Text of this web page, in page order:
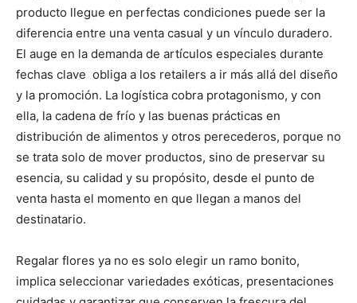
producto llegue en perfectas condiciones puede ser la
diferencia entre una venta casual y un vínculo duradero.
El auge en la demanda de artículos especiales durante
fechas clave obliga a los retailers a ir más allá del diseño
y la promoción. La logística cobra protagonismo, y con
ella, la cadena de frío y las buenas prácticas en
distribución de alimentos y otros perecederos, porque no
se trata solo de mover productos, sino de preservar su
esencia, su calidad y su propósito, desde el punto de
venta hasta el momento en que llegan a manos del
destinatario.
Regalar flores ya no es solo elegir un ramo bonito,
implica seleccionar variedades exóticas, presentaciones